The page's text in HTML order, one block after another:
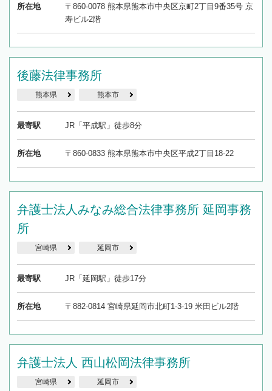
所在地
〒860-0078 熊本県熊本市中央区京町2丁目9番35号 京
寿ビル2階
後藤法律事務所
熊本県 熊本市
最寄駅 JR「平成駅」徒歩8分
所在地 〒860-0833 熊本県熊本市中央区平成2丁目18-22
弁護士法人みなみ総合法律事務所 延岡事務
所
宮崎県 延岡市
最寄駅 JR「延岡駅」徒歩17分
所在地 〒882-0814 宮崎県延岡市北町1-3-19 米田ビル2階
弁護士法人 西山松岡法律事務所
宮崎県 延岡市